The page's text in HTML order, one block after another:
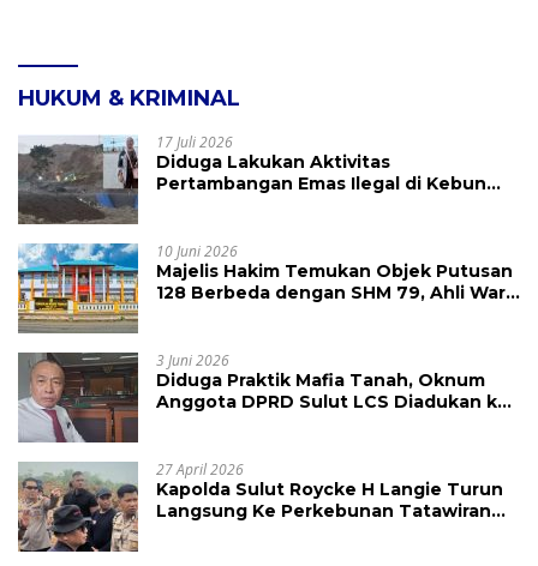
HUKUM & KRIMINAL
17 Juli 2026
Diduga Lakukan Aktivitas
Pertambangan Emas Ilegal di Kebun
10 Juni 2026
Majelis Hakim Temukan Objek Putusan
128 Berbeda dengan SHM 79, Ahli Waris
3 Juni 2026
Diduga Praktik Mafia Tanah, Oknum
Anggota DPRD Sulut LCS Diadukan ke
27 April 2026
Kapolda Sulut Roycke H Langie Turun
Langsung Ke Perkebunan Tatawiran